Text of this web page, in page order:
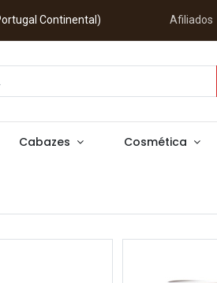
(Portugal Continental) Afiliados
Cabazes Cosmética